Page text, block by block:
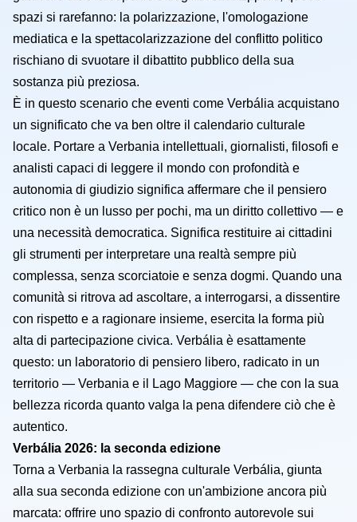
spazi si rarefanno: la polarizzazione, l'omologazione
mediatica e la spettacolarizzazione del conflitto politico
rischiano di svuotare il dibattito pubblico della sua
sostanza più preziosa.
È in questo scenario che eventi come Verbália acquistano
un significato che va ben oltre il calendario culturale
locale. Portare a Verbania intellettuali, giornalisti, filosofi e
analisti capaci di leggere il mondo con profondità e
autonomia di giudizio significa affermare che il pensiero
critico non è un lusso per pochi, ma un diritto collettivo — e
una necessità democratica. Significa restituire ai cittadini
gli strumenti per interpretare una realtà sempre più
complessa, senza scorciatoie e senza dogmi. Quando una
comunità si ritrova ad ascoltare, a interrogarsi, a dissentire
con rispetto e a ragionare insieme, esercita la forma più
alta di partecipazione civica. Verbália è esattamente
questo: un laboratorio di pensiero libero, radicato in un
territorio — Verbania e il Lago Maggiore — che con la sua
bellezza ricorda quanto valga la pena difendere ciò che è
autentico.
Verbália 2026: la seconda edizione
Torna a Verbania la rassegna culturale Verbália, giunta
alla sua seconda edizione con un'ambizione ancora più
marcata: offrire uno spazio di confronto autorevole sui